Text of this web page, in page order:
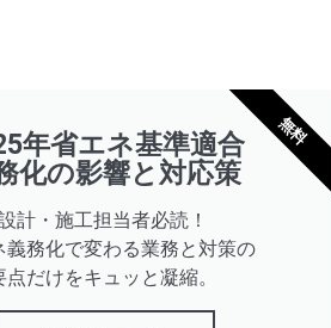
年省エネ基準適合
化の影響と対応策
計・施工担当者必読！
義務化で変わる業務と対策の
点だけをキュッと凝縮。
無料